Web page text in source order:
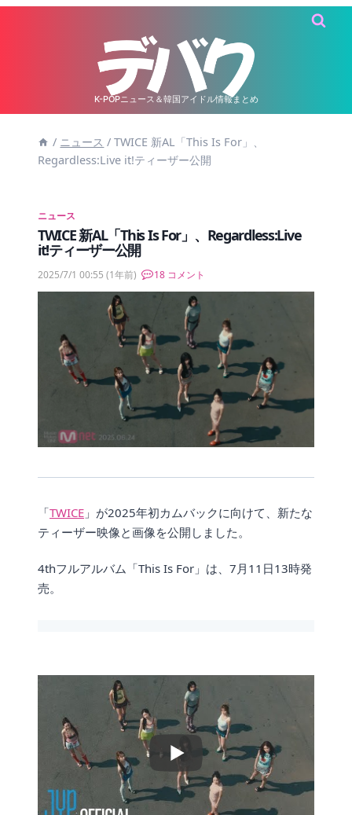
K-POPニュース＆韓国アイドル情報まとめ
/ ニュース / TWICE 新AL「This Is For」、
Regardless:Live it!ティーザー公開
ニュース
TWICE 新AL「This Is For」、Regardless:Live
it!ティーザー公開
2025/7/1 00:55 (1年前) 18 コメント
「TWICE 」が2025年初カムバックに向けて、新たな
ティーザー映像と画像を公開しました。
4thフルアルバム「This Is For」は、7月11日13時発
売。